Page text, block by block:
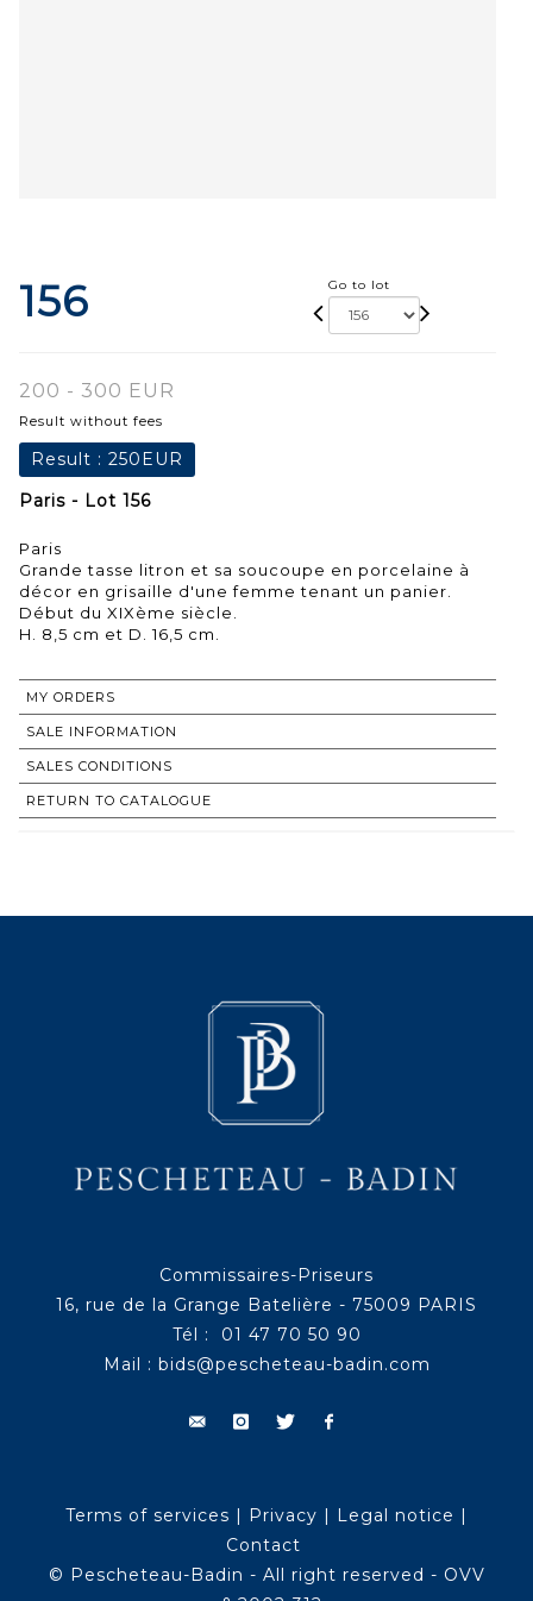
156 Go to lot
200 - 300 EUR
Result without fees
Result : 250EUR
Paris - Lot 156
Paris
Grande tasse litron et sa soucoupe en porcelaine à
décor en grisaille d'une femme tenant un panier.
Début du XIXème siècle.
MY ORDERS
SALE INFORMATION
SALES CONDITIONS
RETURN TO CATALOGUE
Commissaires-Priseurs
16, rue de la Grange Batelière - 75009 PARIS
Tél : 01 47 70 50 90
Mail : bids@pescheteau-badin.com
Terms of services | Privacy | Legal notice |
Contact
© Pescheteau-Badin - All right reserved - OVV